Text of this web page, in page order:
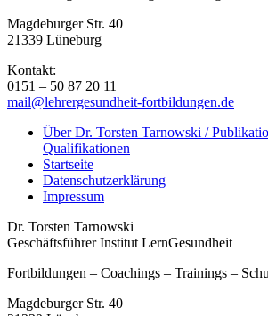
Magdeburger Str. 40
21339 Lüneburg
Kontakt:
0151 – 50 87 20 11
mail@lehrergesundheit-fortbildungen.de
Über Dr. Torsten Tarnowski /
Qualifikationen
Startseite
Datenschutzerklärung
Impressum
Dr. Torsten Tarnowski
Geschäftsführer Institut LernGesundheit
Fortbildungen – Coachings – Trainings –
Magdeburger Str. 40